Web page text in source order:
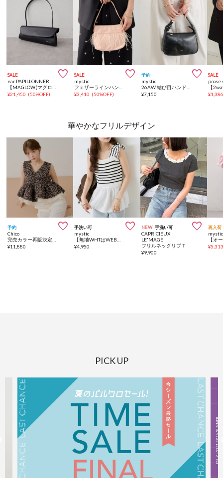
SALE 
ear PAPILLONNER
¥21,450 (50%OFF)
SALE 
mystic
¥3,410 (50%OFF)
予約 
mystic
¥7,150
SALE
prose
¥
華やかなフリルデザイン
予約 
Chico
¥11,880
手洗い可 
mystic
¥4,950
NEW 手洗い可 
CAPRICIEUX
LE'MAGE
フリルネックリブＴ
¥9,900
再入荷
mystic
¥
PICK UP